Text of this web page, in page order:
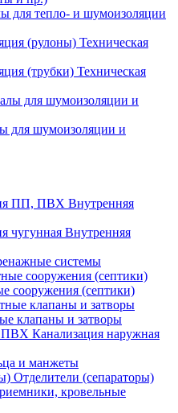
для тепло- и шумоизоляции
Техническая
Техническая
для шумоизоляции и
Внутренняя
Внутренняя
системы
сооружения (септики)
клапаны и затворы
Канализация наружная
и манжеты
Отделители (сепараторы)